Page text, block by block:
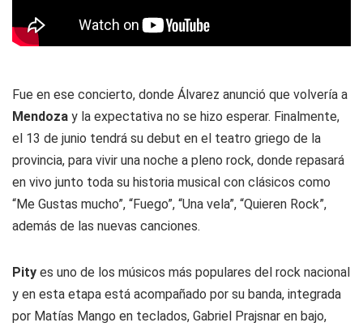
Fue en ese concierto, donde Álvarez anunció que volvería a
Mendoza y la expectativa no se hizo esperar. Finalmente,
el 13 de junio tendrá su debut en el teatro griego de la
provincia, para vivir una noche a pleno rock, donde repasará
en vivo junto toda su historia musical con clásicos como
“Me Gustas mucho”, “Fuego”, “Una vela”, “Quieren Rock”,
además de las nuevas canciones.
Pity es uno de los músicos más populares del rock nacional
y en esta etapa está acompañado por su banda, integrada
por Matías Mango en teclados, Gabriel Prajsnar en bajo,